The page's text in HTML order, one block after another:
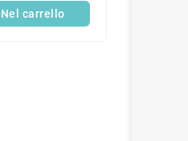
Nel carrello